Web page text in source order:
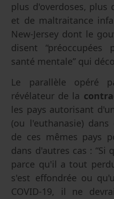
plus d'overdoses, plus
et de maltraitance
New-Jersey dont le
disent
santé mentale” qui
Le parallèle opéré
révélateur de la
les pays autorisant
(ou l'euthanasie)
de ces mêmes pays
dans d'autres cas : “Si
parce qu'il a tout
s'est effondrée ou
COVID-19, il ne